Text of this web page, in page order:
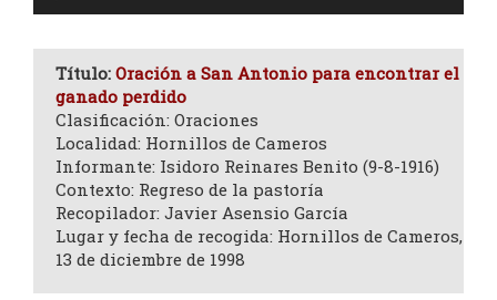
Título: Oración a San Antonio para encontrar el
ganado perdido
Clasificación: Oraciones
Localidad: Hornillos de Cameros
Informante: Isidoro Reinares Benito (9-8-1916)
Contexto: Regreso de la pastoría
Recopilador: Javier Asensio García
Lugar y fecha de recogida: Hornillos de Cameros,
13 de diciembre de 1998